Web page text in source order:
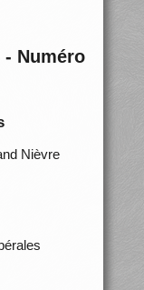
- Numéro
Nièvre